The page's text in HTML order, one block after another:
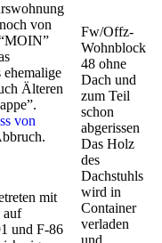
Fw/Offz-
Wohnblock
48 ohne
Dach und
zum Teil
schon
abgerissen
Das Holz
des
Dachstuhls
wird in
Container
verladen
und
von
ehemalige
Älteren
von
mit
auf
und F-86